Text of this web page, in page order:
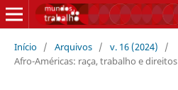
Início / Arquivos / v. 16 (2024)
/
Afro-Américas: raça, trabalho e direitos